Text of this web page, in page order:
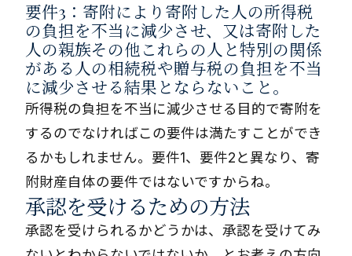
要件3：寄附により寄附した人の所得税
の負担を不当に減少させ、又は寄附した
人の親族その他これらの人と特別の関係
がある人の相続税や贈与税の負担を不当
に減少させる結果とならないこと。
所得税の負担を不当に減少させる目的で寄附を
するのでなければこの要件は満たすことができ
るかもしれません。要件1、要件2と異なり、寄
附財産自体の要件ではないですからね。
承認を受けるための方法
承認を受けられるかどうかは、承認を受けてみ